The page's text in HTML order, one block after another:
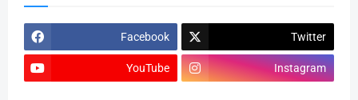
Facebook Twitter
YouTube Instagram